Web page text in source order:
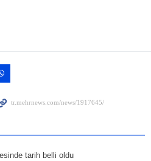
tarih belli oldu